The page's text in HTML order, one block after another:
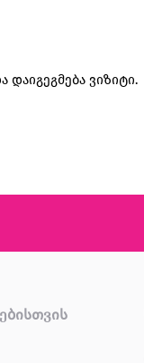
დაიგეგმება ვიზიტი.